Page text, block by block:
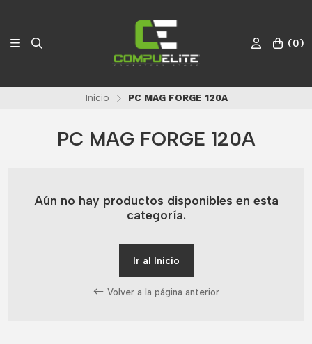
(0)
Inicio PC MAG FORGE 120A
PC MAG FORGE 120A
Aún no hay productos disponibles en esta
categoría.
Ir al Inicio
Volver a la página anterior